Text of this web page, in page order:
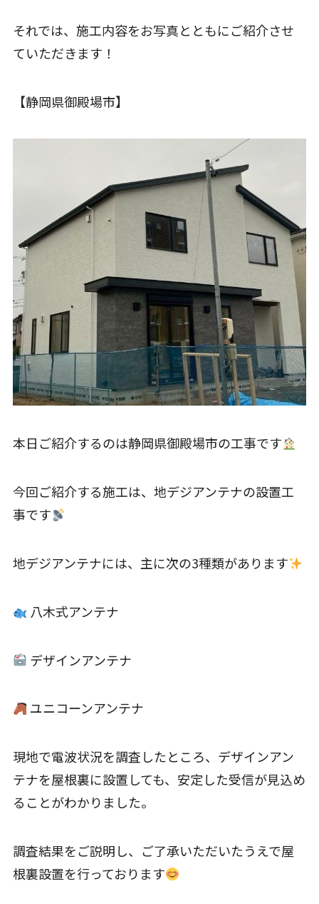
それでは、施工内容をお写真とともにご紹介させ
ていただきます！
【静岡県御殿場市】
本日ご紹介するのは静岡県御殿場市の工事です
今回ご紹介する施工は、地デジアンテナの設置工
事です
地デジアンテナには、主に次の3種類があります
八木式アンテナ
デザインアンテナ
ユニコーンアンテナ
現地で電波状況を調査したところ、デザインアン
テナを屋根裏に設置しても、安定した受信が見込め
ることがわかりました。
調査結果をご説明し、ご了承いただいたうえで屋
根裏設置を行っております